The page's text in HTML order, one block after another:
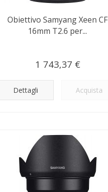
Obiettivo Samyang Xeen CF
16mm T2.6 per...
1 743,37 €
Dettagli Acquista